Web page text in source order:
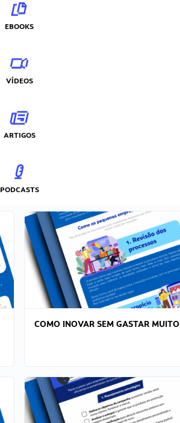
EBOOKS
VÍDEOS
ARTIGOS
PODCASTS
COMO INOVAR SEM GASTAR MUITO